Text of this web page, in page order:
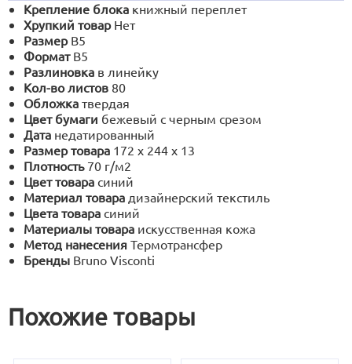
Крепление блока книжный переплет
Хрупкий товар Нет
Размер В5
Формат В5
Разлиновка в линейку
Кол-во листов 80
Обложка твердая
Цвет бумаги бежевый с черным срезом
Дата недатированный
Размер товара 172 х 244 х 13
Плотность 70 г/м2
Цвет товара синий
Материал товара дизайнерский текстиль
Цвета товара синий
Материалы товара искусственная кожа
Метод нанесения Термотрансфер
Бренды Bruno Visconti
Похожие товары